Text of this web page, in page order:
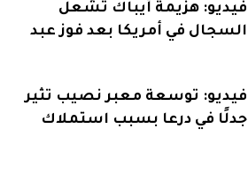
فيديو: هزيمة أيباك تشعل
السجال في أمريكا بعد فوز عبد
فيديو: توسعة معبر نصيب تثير
جدلًا في درعا بسبب استملاك